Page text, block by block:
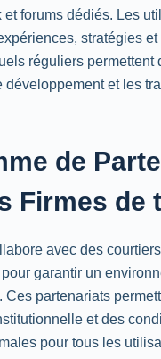
et forums dédiés. Les
stratégies
réguliers permettent
développement et les
de
Firmes de
avec des
pour garantir un
Ces partenariats
et des
pour tous les